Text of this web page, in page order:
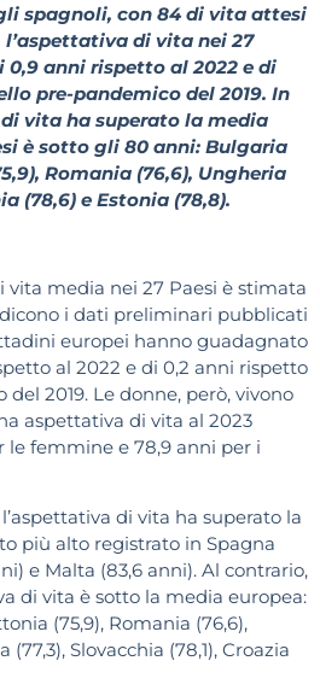
spagnoli, con 84 di vita attesi
di vita nei 27
0,9 anni rispetto al 2022 e di
pre-pandemico del 2019. In
di vita ha superato la media
è sotto gli 80 anni: Bulgaria
Romania (76,6), Ungheria
(78,6) e Estonia (78,8).
vita media nei 27 Paesi è stimata
dicono i dati preliminari pubblicati
europei hanno guadagnato
al 2022 e di 0,2 anni rispetto
2019. Le donne, però, vivono
aspettativa di vita al 2023
femmine e 78,9 anni per i
di vita ha superato la
più alto registrato in Spagna
e Malta (83,6 anni). Al contrario,
di vita è sotto la media europea:
(75,9), Romania (76,6),
Slovacchia (78,1), Croazia